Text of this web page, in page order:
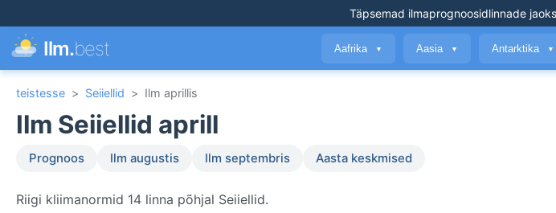
Täpsemad ilmaprognoosidlinnade
Ilm.best Aafrika ▼ Aasia ▼ Antarktika ▼
teistesse > Seiiellid > Ilm aprillis
Ilm Seiiellid aprill
Prognoos Ilm augustis Ilm septembris Aasta keskmised
Riigi kliimanormid 14 linna põhjal Seiiellid.